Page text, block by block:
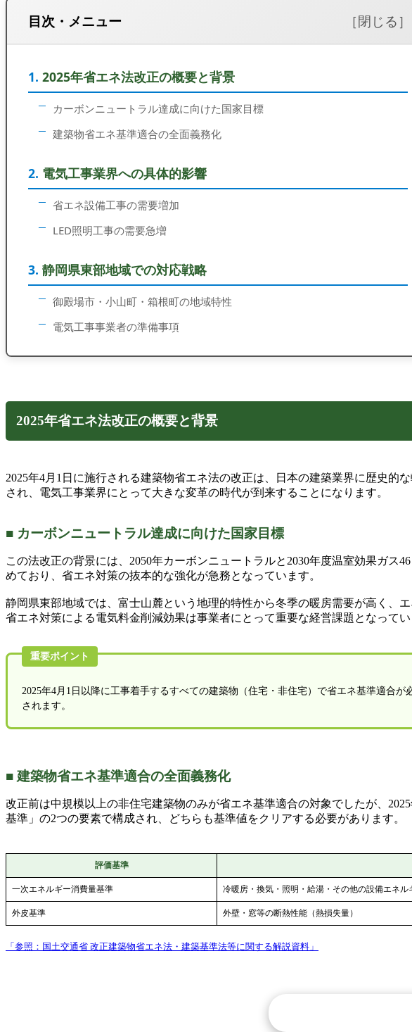
目次・メニュー
2025年省エネ法改正の概要と背景
カーボンニュートラル達成に向けた国家目標
建築物省エネ基準適合の全面義務化
電気工事業界への具体的影響
省エネ設備工事の需要増加
LED照明工事の需要急増
静岡県東部地域での対応戦略
御殿場市・小山町・箱根町の地域特性
電気工事事業者の準備事項
2025年省エネ法改正の概要と背景
2025年4月1日に施行される建築物省エネ法の改正は、日本の建築業界に歴史
され、電気工事業界にとって大きな変革の時代が到来することになります。
■ カーボンニュートラル達成に向けた国家目標
この法改正の背景には、2050年カーボンニュートラルと2030年度温室効果ガ
めており、省エネ対策の抜本的な強化が急務となっています。
静岡県東部地域では、富士山麓という地理的特性から冬季の暖房需要が高く、
省エネ対策による電気料金削減効果は事業者にとって重要な経営課題となってい
重要ポイント
2025年4月1日以降に工事着手するすべての建築物（住宅・非住宅）で省エネ基準適合
されます。
■ 建築物省エネ基準適合の全面義務化
改正前は中規模以上の非住宅建築物のみが省エネ基準適合の対象でしたが、
基準」の2つの要素で構成され、どちらも基準値をクリアする必要があります。
評価基準
一次エネルギー消費量基準 冷暖房・換気・照明・給湯・その他の設備エネル
外皮基準 外壁・窓等の断熱性能（熱損失量）
「参照：国土交通省 改正建築物省エネ法・建築基準法等に関する解説資料」